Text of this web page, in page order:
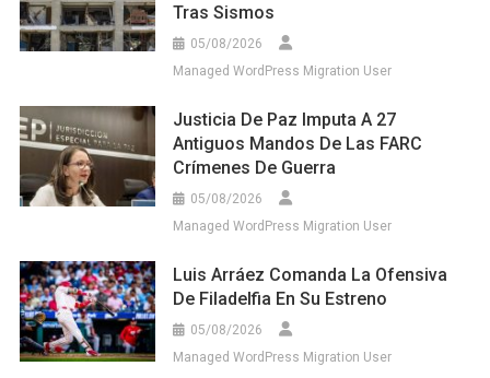
Tras Sismos
05/08/2026
Managed WordPress Migration User
Justicia De Paz Imputa A 27
Antiguos Mandos De Las FARC
Crímenes De Guerra
05/08/2026
Managed WordPress Migration User
Luis Arráez Comanda La Ofensiva
De Filadelfia En Su Estreno
05/08/2026
Managed WordPress Migration User